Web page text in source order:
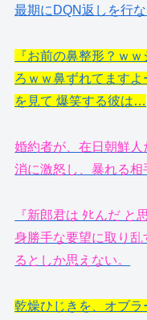
最期にDQN返しを行な
『お前の鼻整形？ｗ
ろｗｗ鼻ずれてます
を見て 爆笑する彼は…
婚約者が、在日朝鮮
消に激怒し、暴れる
『新郎君は ﾀﾋんだ と
身勝手な要望に取り
るとしか思えない。
乾燥ひじきを、オブ